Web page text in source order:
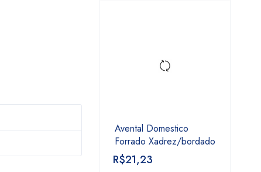
Avental Domestico
Forrado Xadrez/bordado
R$21,23